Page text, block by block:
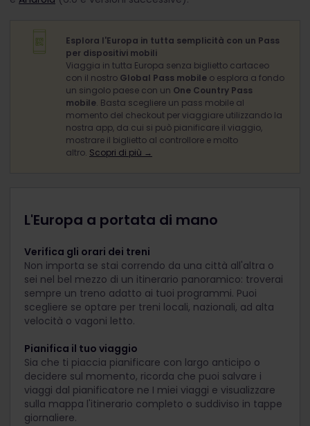
Esplora l'Europa in tutta semplicità con un Pass
per dispositivi mobili
Viaggia in tutta Europa senza biglietto cartaceo
con il nostro Global Pass mobile o esplora a fondo
un singolo paese con un One Country Pass
mobile. Basta scegliere un pass mobile al
momento del checkout per viaggiare utilizzando la
nostra app, da cui si può pianificare il viaggio,
mostrare il biglietto al controllore e molto
altro. Scopri di più →
L'Europa a portata di mano
Verifica gli orari dei treni
Non importa se stai correndo da una città all'altra o
sei nel bel mezzo di un itinerario panoramico: troverai
sempre un treno adatto ai tuoi programmi. Puoi
scegliere se optare per treni locali, nazionali, ad alta
velocità o vagoni letto.
Pianifica il tuo viaggio
Sia che ti piaccia pianificare con largo anticipo o
decidere sul momento, ricorda che puoi salvare i
viaggi dal pianificatore ne I miei viaggi e visualizzare
sulla mappa l'itinerario completo o suddiviso in tappe
giornaliere.